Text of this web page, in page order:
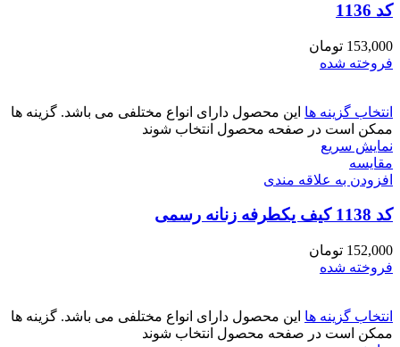
کد 1136
153,000 تومان
فروخته شده
انتخاب گزینه ها این محصول دارای انواع مختلفی می باشد. گزینه ها
ممکن است در صفحه محصول انتخاب شوند
نمایش سریع
مقايسه
افزودن به علاقه مندی
کد 1138 کیف یکطرفه زنانه رسمی
152,000 تومان
فروخته شده
انتخاب گزینه ها این محصول دارای انواع مختلفی می باشد. گزینه ها
ممکن است در صفحه محصول انتخاب شوند